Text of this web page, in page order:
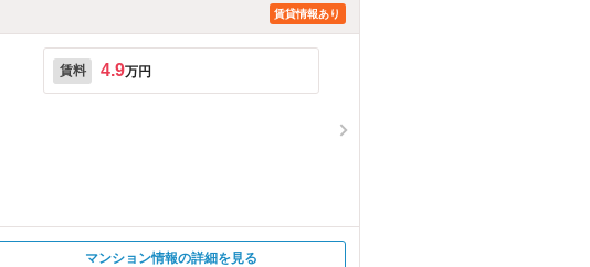
賃貸情報あり
賃料 4.9万円
マンション情報の詳細を見る